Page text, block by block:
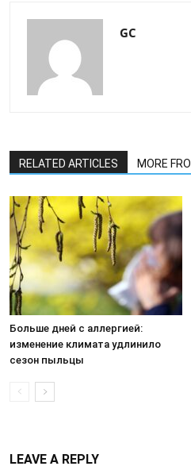
GC
RELATED ARTICLES MORE
Больше дней с аллергией:
изменение климата удлинило
сезон пыльцы
LEAVE A REPLY